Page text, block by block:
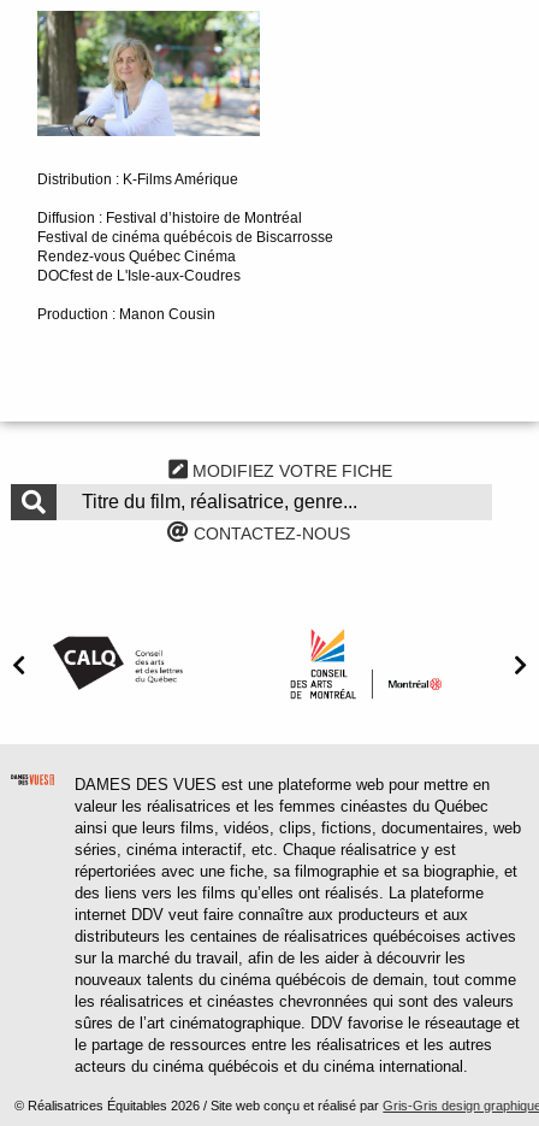
Distribution : K-Films Amérique
Diffusion : Festival d’histoire de Montréal
Festival de cinéma québécois de Biscarrosse
Rendez-vous Québec Cinéma
DOCfest de L'Isle-aux-Coudres
Production : Manon Cousin
MODIFIEZ VOTRE FICHE
CONTACTEZ-NOUS
DAMES DES VUES est une plateforme web pour mettre en
valeur les réalisatrices et les femmes cinéastes du Québec
ainsi que leurs films, vidéos, clips, fictions, documentaires, web
séries, cinéma interactif, etc. Chaque réalisatrice y est
répertoriées avec une fiche, sa filmographie et sa biographie, et
des liens vers les films qu’elles ont réalisés. La plateforme
internet DDV veut faire connaître aux producteurs et aux
distributeurs les centaines de réalisatrices québécoises actives
sur la marché du travail, afin de les aider à découvrir les
nouveaux talents du cinéma québécois de demain, tout comme
les réalisatrices et cinéastes chevronnées qui sont des valeurs
sûres de l’art cinématographique. DDV favorise le réseautage et
le partage de ressources entre les réalisatrices et les autres
acteurs du cinéma québécois et du cinéma international.
© Réalisatrices Équitables 2026 / Site web conçu et réalisé parGris-Gris design